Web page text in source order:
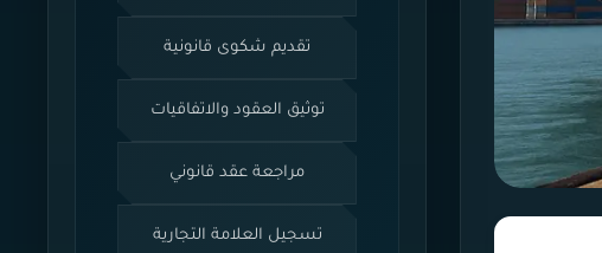
تقديم شكوى قانونية
توثيق العقود والاتفاقيات
مراجعة عقد قانوني
تسجيل العلامة التجارية